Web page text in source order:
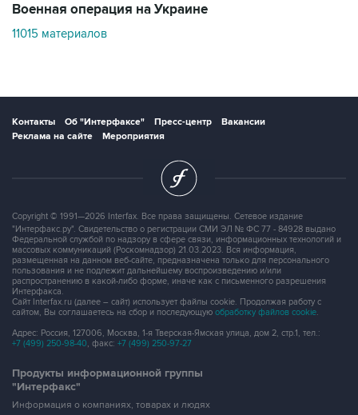
Военная операция на Украине
11015 материалов
Контакты Об "Интерфаксе" Пресс-центр
Вакансии
Реклама на сайте
Мероприятия
Copyright © 1991—2026 Interfax. Все права защищены. Сетевое издание
"Интерфакс.ру". Свидетельство о регистрации СМИ ЭЛ № ФС 77 - 84928 выдано
Федеральной службой по надзору в сфере связи, информационных технологий и
массовых коммуникаций (Роскомнадзор) 21.03.2023. Вся информация,
размещенная на данном веб-сайте, предназначена только для персонального
пользования и не подлежит дальнейшему воспроизведению и/или
распространению в какой-либо форме, иначе как с письменного разрешения
Интерфакса.
Сайт Interfax.ru (далее – сайт) использует файлы cookie. Продолжая работу с
сайтом, Вы соглашаетесь на сбор и последующую обработку файлов cookie.
Адрес: Россия, 127006, Москва, 1-я Тверская-Ямская улица, дом 2, стр.1, тел.:
+7 (499) 250-98-40, факс: +7 (499) 250-97-27
Продукты информационной группы
"Интерфакс"
Информация о компаниях, товарах и людях